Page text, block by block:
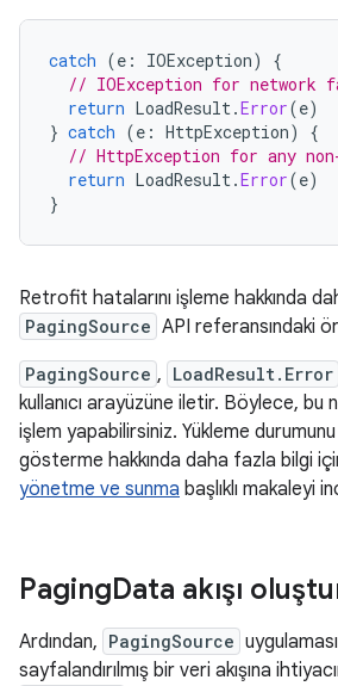
catch (e : IOException)
{
// IOException for network
return LoadResult.Error(e)
} catch (e : HttpException)
{
// HttpException for any
return LoadResult.Error(e)
}
Retrofit hatalarını işleme hakkında
PagingSource API referansındaki
PagingSource , LoadResult.Error
kullanıcı arayüzüne iletir. Böylece, bu
işlem yapabilirsiniz. Yükleme durumunu
gösterme hakkında daha fazla bilgi
yönetme ve sunma başlıklı makaleyi
PagingData akışı
Ardından, PagingSource
sayfalandırılmış bir veri akışına